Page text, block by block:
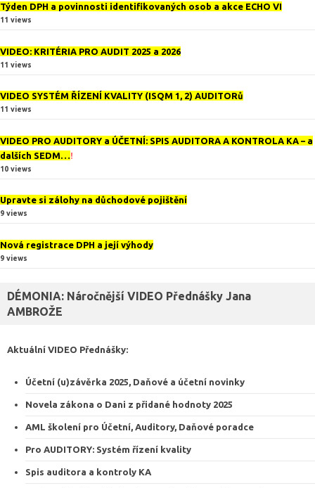
Týden DPH a povinnosti identifikovaných osob a akce ECHO VI
11 views
VIDEO: KRITÉRIA PRO AUDIT 2025 a 2026
11 views
VIDEO SYSTÉM ŘÍZENÍ KVALITY (ISQM 1, 2) AUDITORů
11 views
VIDEO PRO AUDITORY a ÚČETNÍ: SPIS AUDITORA A KONTROLA KA – a
dalších SEDM… !
10 views
Upravte si zálohy na důchodové pojištění
9 views
Nová registrace DPH a její výhody
9 views
DÉMONIA: Náročnější VIDEO Přednášky Jana
AMBROŽE
Aktuální VIDEO Přednášky:
Účetní (u)závěrka 2025, Daňové a účetní novinky
Novela zákona o Dani z přidané hodnoty 2025
AML školení pro Účetní, Auditory, Daňové poradce
Pro AUDITORY: Systém řízení kvality
Spis auditora a kontroly KA